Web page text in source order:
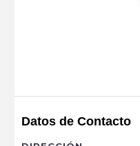
Datos de Contacto